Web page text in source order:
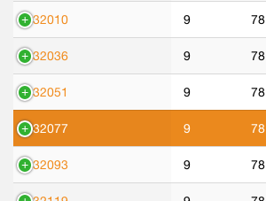
532010 9 78
532036 9 78
532051 9 78
532077 9 78
532093 9 78